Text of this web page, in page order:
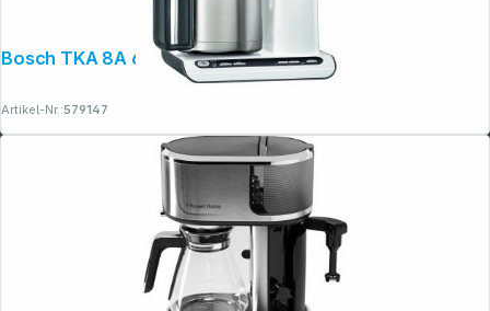
Bosch TKA 8A 681
Artikel-Nr.:579147